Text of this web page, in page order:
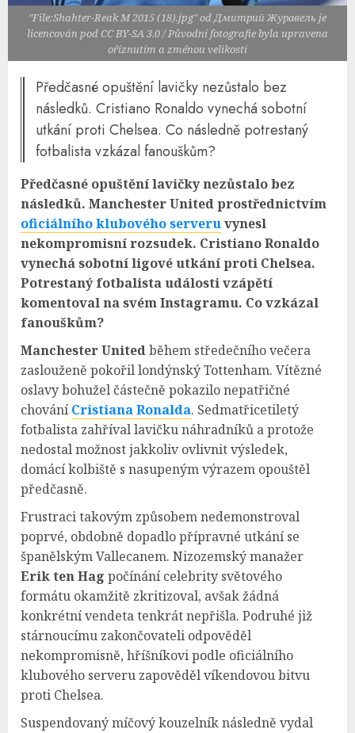
"File:Shahter-Reak M 2015 (18).jpg" od Дмитрий Журавель je
licencován pod CC BY-SA 3.0 / Původní fotografie byla upravena
oříznutím a změnou velikosti
Předčasné opuštění lavičky nezůstalo bez
následků. Cristiano Ronaldo vynechá sobotní
utkání proti Chelsea. Co následně potrestaný
fotbalista vzkázal fanouškům?
Předčasné opuštění lavičky nezůstalo bez
následků. Manchester United prostřednictvím
oficiálního klubového serveruvynesl
nekompromisní rozsudek. Cristiano Ronaldo
vynechá sobotní ligové utkání proti Chelsea.
Potrestaný fotbalista události vzápětí
komentoval na svém Instagramu. Co vzkázal
fanouškům?
Manchester Unitedběhem středečního večera
zaslouženě pokořil londýnský Tottenham. Vítězné
oslavy bohužel částečně pokazilo nepatřičné
chování Cristiana Ronalda. Sedmatřicetiletý
fotbalista zahříval lavičku náhradníků a protože
nedostal možnost jakkoliv ovlivnit výsledek,
domácí kolbiště s nasupeným výrazem opouštěl
předčasně.
Frustraci takovým způsobem nedemonstroval
poprvé, obdobně dopadlo přípravné utkání se
španělským Vallecanem. Nizozemský manažer
Erik ten Hag počínání celebrity světového
formátu okamžitě zkritizoval, avšak žádná
konkrétní vendeta tenkrát nepřišla. Podruhé již
stárnoucímu zakončovateli odpověděl
nekompromisně, hříšníkovi podle oficiálního
klubového serveru zapověděl víkendovou bitvu
proti Chelsea.
Suspendovaný míčový kouzelník následně vydal